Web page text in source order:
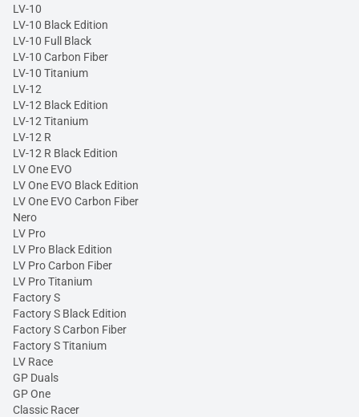
LV-10
LV-10 Black Edition
LV-10 Full Black
LV-10 Carbon Fiber
LV-10 Titanium
LV-12
LV-12 Black Edition
LV-12 Titanium
LV-12 R
LV-12 R Black Edition
LV One EVO
LV One EVO Black Edition
LV One EVO Carbon Fiber
Nero
LV Pro
LV Pro Black Edition
LV Pro Carbon Fiber
LV Pro Titanium
Factory S
Factory S Black Edition
Factory S Carbon Fiber
Factory S Titanium
LV Race
GP Duals
GP One
Classic Racer